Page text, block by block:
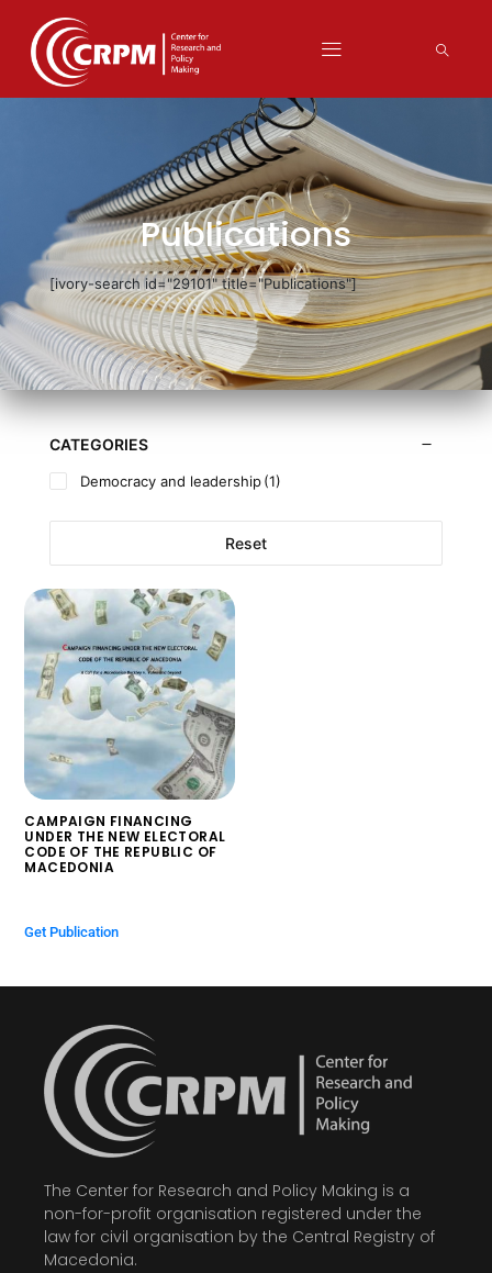
Publications
[ivory-search id="29101" title="Publications"]
CATEGORIES
Democracy and leadership (1)
Reset
CAMPAIGN FINANCING
UNDER THE NEW ELECTORAL
CODE OF THE REPUBLIC OF
MACEDONIA
Get Publication
The Center for Research and Policy Making is a
non-for-profit organisation registered under the
law for civil organisation by the Central Registry of
Macedonia.